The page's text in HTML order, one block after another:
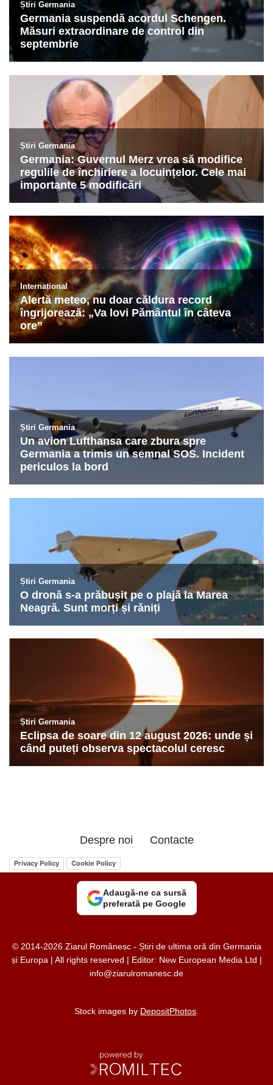
Despre noi Contacte
Privacy Policy Cookie Policy
Adaugă-ne ca sursă
preferată pe Google
© 2014-2026 Ziarul Românesc - Știri de ultima oră din Germania
și Europa | All rights reserved | Editor: New European Media Ltd |
info@ziarulromanesc.de
Stock images by DepositPhotos